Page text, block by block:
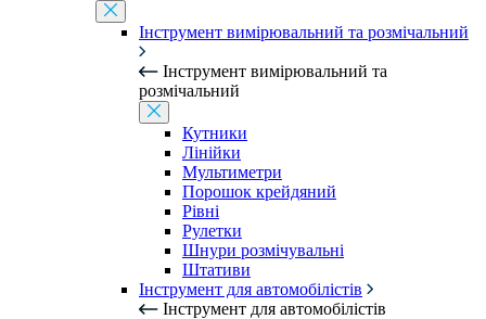
Інструмент вимірювальний та розмічальний
Інструмент вимірювальний та
розмічальний
Кутники
Лінійки
Мультиметри
Порошок крейдяний
Рівні
Рулетки
Шнури розмічувальні
Штативи
Інструмент для автомобілістів
Інструмент для автомобілістів